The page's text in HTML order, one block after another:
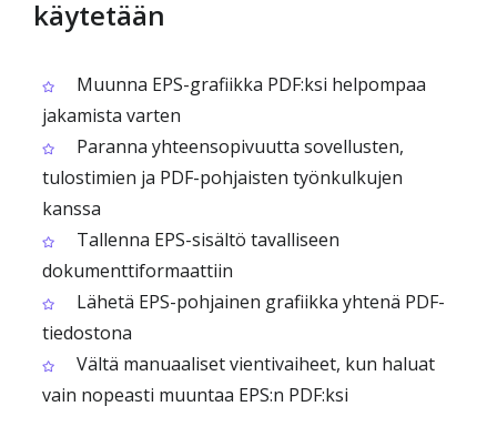
käytetään
Muunna EPS-grafiikka PDF:ksi helpompaa
jakamista varten
Paranna yhteensopivuutta sovellusten,
tulostimien ja PDF-pohjaisten työnkulkujen
kanssa
Tallenna EPS-sisältö tavalliseen
dokumenttiformaattiin
Lähetä EPS-pohjainen grafiikka yhtenä PDF-
tiedostona
Vältä manuaaliset vientivaiheet, kun haluat
vain nopeasti muuntaa EPS:n PDF:ksi